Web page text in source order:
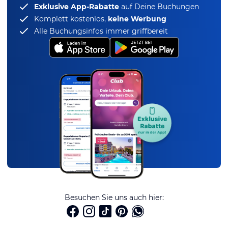
Exklusive App-Rabatte auf Deine Buchungen
Komplett kostenlos, keine Werbung
Alle Buchungsinfos immer griffbereit
Besuchen Sie uns auch hier: